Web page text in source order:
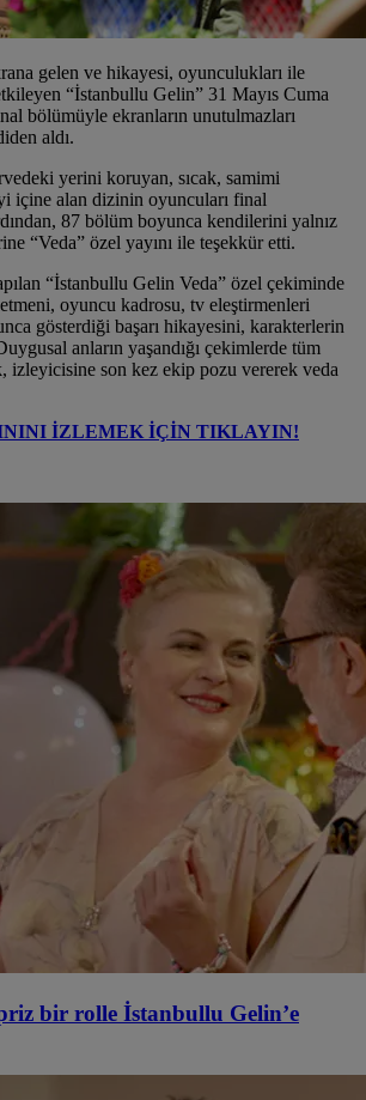
gelen ve hikayesi, oyunculukları ile
“İstanbullu Gelin” 31 Mayıs Cuma
bölümüyle ekranların unutulmazları
aldı.
yerini koruyan, sıcak, samimi
içine alan dizinin oyuncuları final
87 bölüm boyunca kendilerini yalnız
“Veda” özel yayını ile teşekkür etti.
“İstanbullu Gelin Veda” özel çekiminde
oyuncu kadrosu, tv eleştirmenleri
gösterdiği başarı hikayesini, karakterlerin
anların yaşandığı çekimlerde tüm
izleyicisine son kez ekip pozu vererek veda
İZLEMEK İÇİN TIKLAYIN!
bir rolle İstanbullu Gelin’e